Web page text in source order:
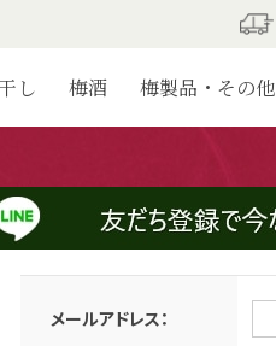
し 梅酒 梅製品・その他
インしてください。
メールアドレス：